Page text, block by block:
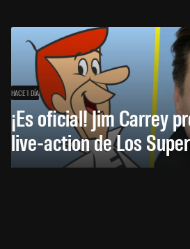
HACE 1 DÍA
¡Es oficial! Jim Carrey
live-action de Los